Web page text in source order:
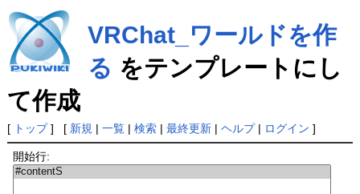
VRChat_ワールドを作
る をテンプレートにし
て作成
[ トップ] [ 新規 | 一覧| 検索| 最終更新| ヘルプ| ログイン ]
開始行: